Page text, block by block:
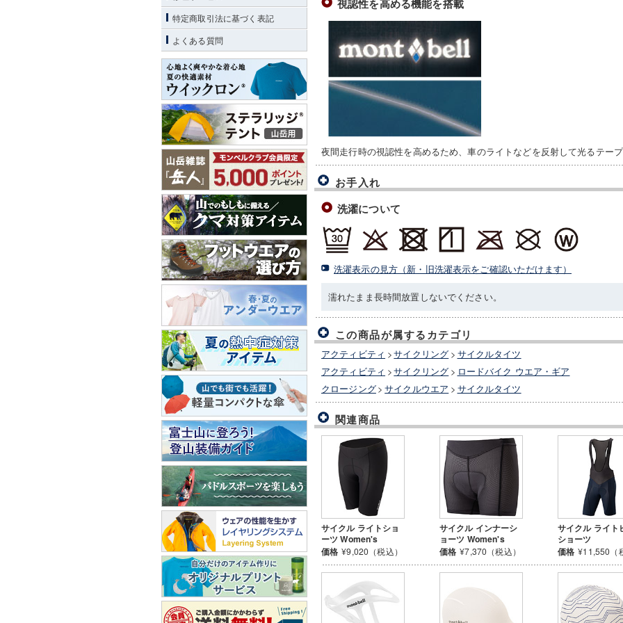
視認性を高める機能を搭載
夜間走行時の視認性を高めるため、車のライトなどを反射して光るテー
お手入れ
洗濯について
洗濯表示の見方（新・旧洗濯表示をご確認いただけます）
濡れたまま長時間放置しないでください。
この商品が属するカテゴリ
アクティビティ >サイクリング > サイクルタイツ
アクティビティ >サイクリング > ロードバイク ウエア・ギア
クロージング> サイクルウエア > サイクルタイツ
関連商品
サイクル ライトショ
ーツ Women's
価格 ¥9,020（税込）
サイクル インナーシ
ョーツ Women's
価格 ¥7,370（税込）
サイクル ライト
ショーツ
価格 ¥11,550（
特定商取引法に基づく表記
よくある質問